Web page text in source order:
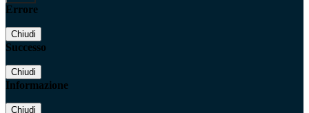
Errore
Chiudi
Successo
Chiudi
Informazione
Chiudi